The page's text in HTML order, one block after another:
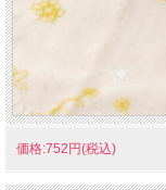
価格:752円(税込)